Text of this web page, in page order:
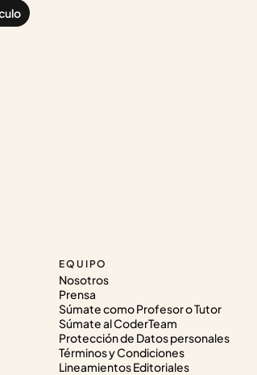
EQUIPO
Nosotros
Prensa
Súmate como Profesor o Tutor
Súmate al CoderTeam
Protección de Datos personales
Términos y Condiciones
Lineamientos Editoriales